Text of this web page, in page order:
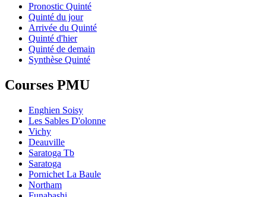
Pronostic Quinté
Quinté du jour
Arrivée du Quinté
Quinté d'hier
Quinté de demain
Synthèse Quinté
Courses PMU
Enghien Soisy
Les Sables D'olonne
Vichy
Deauville
Saratoga Tb
Saratoga
Pornichet La Baule
Northam